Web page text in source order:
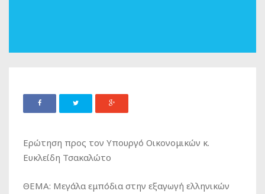
Ερώτηση προς τον Υπουργό Οικονομικών κ.
Ευκλείδη Τσακαλώτο
ΘΕΜΑ: Μεγάλα εμπόδια στην εξαγωγή ελληνικών